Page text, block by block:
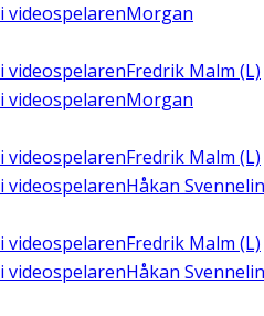
i videospelarenMorgan
i videospelarenFredrik Malm (L)
i videospelarenMorgan
i videospelarenFredrik Malm (L)
i videospelarenHåkan
i videospelarenFredrik Malm (L)
i videospelarenHåkan